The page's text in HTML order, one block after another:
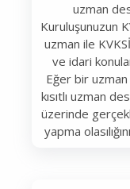
uzman
Kuruluşunuzun
uzman ile
ve idari
Eğer bir uzman
kısıtlı uzman
üzerinde
yapma